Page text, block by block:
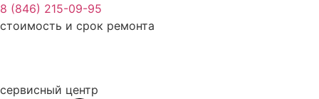
Перейти
к
8 (846) 215-09-95
стоимость и срок ремонта
сервисный центр